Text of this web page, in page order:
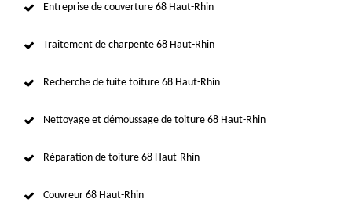
Entreprise de couverture 68 Haut-Rhin
Traitement de charpente 68 Haut-Rhin
Recherche de fuite toiture 68 Haut-Rhin
Nettoyage et démoussage de toiture 68 Haut-Rhin
Réparation de toiture 68 Haut-Rhin
Couvreur 68 Haut-Rhin